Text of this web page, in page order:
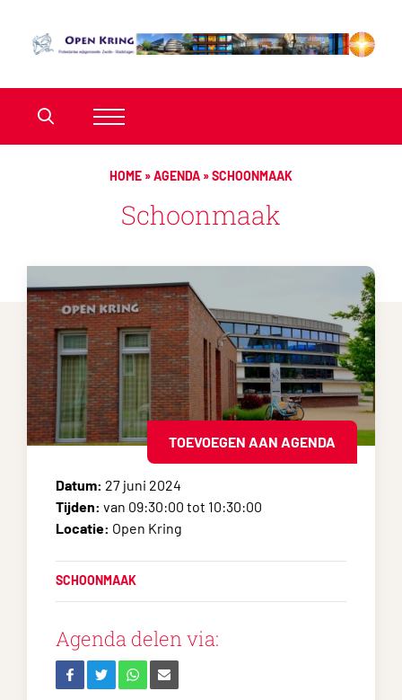
HOME »AGENDA »SCHOONMAAK
Schoonmaak
TOEVOEGEN AAN AGENDA
Datum: 27 juni 2024
Tijden: van 09:30:00 tot 10:30:00
Locatie: Open Kring
SCHOONMAAK
Agenda delen via: